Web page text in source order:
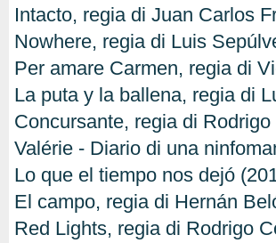
Intacto, regia di Juan Carlos
Nowhere, regia di Luis
Per amare Carmen, regia di
La puta y la ballena, regia di
Concursante, regia di
Valérie - Diario di una
Lo que el tiempo nos dejó
El campo, regia di Hernán
Red Lights, regia di Rodrigo